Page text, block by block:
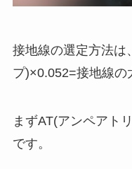
接地線の選定方法は
プ)×0.052=接地線の
まずAT(アンペアト
です。